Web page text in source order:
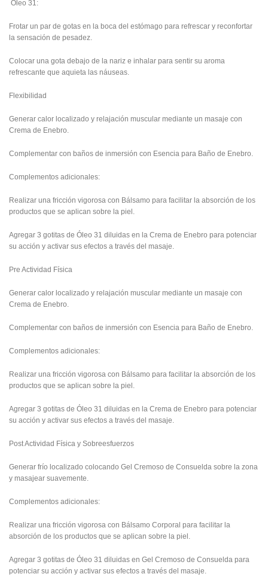
Óleo 31:
Frotar un par de gotas en la boca del estómago para refrescar y reconfortar
la sensación de pesadez.
Colocar una gota debajo de la nariz e inhalar para sentir su aroma
refrescante que aquieta las náuseas.
Flexibilidad
Generar calor localizado y relajación muscular mediante un masaje con
Crema de Enebro.
Complementar con baños de inmersión con Esencia para Baño de Enebro.
Complementos adicionales:
Realizar una fricción vigorosa con Bálsamo para facilitar la absorción de los
productos que se aplican sobre la piel.
Agregar 3 gotitas de Óleo 31 diluidas en la Crema de Enebro para potenciar
su acción y activar sus efectos a través del masaje.
Pre Actividad Física
Generar calor localizado y relajación muscular mediante un masaje con
Crema de Enebro.
Complementar con baños de inmersión con Esencia para Baño de Enebro.
Complementos adicionales:
Realizar una fricción vigorosa con Bálsamo para facilitar la absorción de los
productos que se aplican sobre la piel.
Agregar 3 gotitas de Óleo 31 diluidas en la Crema de Enebro para potenciar
su acción y activar sus efectos a través del masaje.
Post Actividad Física y Sobreesfuerzos
Generar frío localizado colocando Gel Cremoso de Consuelda sobre la zona
y masajear suavemente.
Complementos adicionales:
Realizar una fricción vigorosa con Bálsamo Corporal para facilitar la
absorción de los productos que se aplican sobre la piel.
Agregar 3 gotitas de Óleo 31 diluidas en Gel Cremoso de Consuelda para
potenciar su acción y activar sus efectos a través del masaje.